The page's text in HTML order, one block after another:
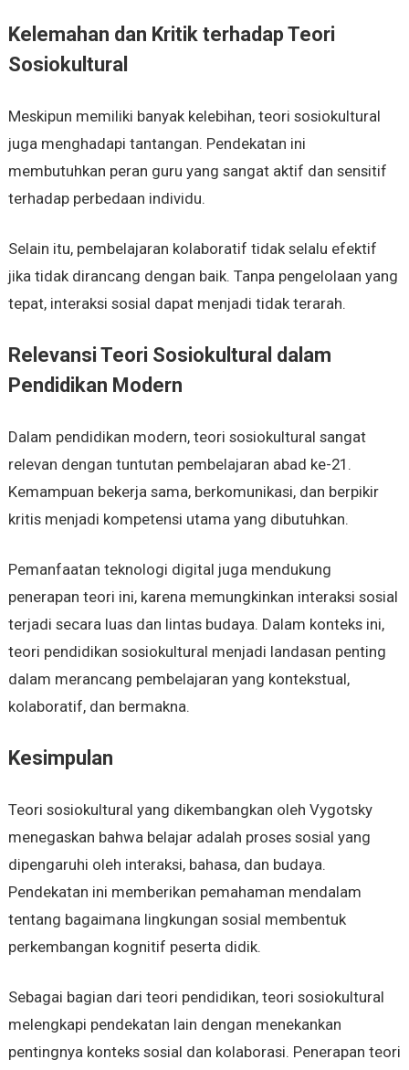
Kelemahan dan Kritik terhadap Teori
Sosiokultural
Meskipun memiliki banyak kelebihan, teori sosiokultural
juga menghadapi tantangan. Pendekatan ini
membutuhkan peran guru yang sangat aktif dan sensitif
terhadap perbedaan individu.
Selain itu, pembelajaran kolaboratif tidak selalu efektif
jika tidak dirancang dengan baik. Tanpa pengelolaan yang
tepat, interaksi sosial dapat menjadi tidak terarah.
Relevansi Teori Sosiokultural dalam
Pendidikan Modern
Dalam pendidikan modern, teori sosiokultural sangat
relevan dengan tuntutan pembelajaran abad ke-21.
Kemampuan bekerja sama, berkomunikasi, dan berpikir
kritis menjadi kompetensi utama yang dibutuhkan.
Pemanfaatan teknologi digital juga mendukung
penerapan teori ini, karena memungkinkan interaksi sosial
terjadi secara luas dan lintas budaya. Dalam konteks ini,
teori pendidikan sosiokultural menjadi landasan penting
dalam merancang pembelajaran yang kontekstual,
kolaboratif, dan bermakna.
Kesimpulan
Teori sosiokultural yang dikembangkan oleh Vygotsky
menegaskan bahwa belajar adalah proses sosial yang
dipengaruhi oleh interaksi, bahasa, dan budaya.
Pendekatan ini memberikan pemahaman mendalam
tentang bagaimana lingkungan sosial membentuk
perkembangan kognitif peserta didik.
Sebagai bagian dari teori pendidikan, teori sosiokultural
melengkapi pendekatan lain dengan menekankan
pentingnya konteks sosial dan kolaborasi. Penerapan teori